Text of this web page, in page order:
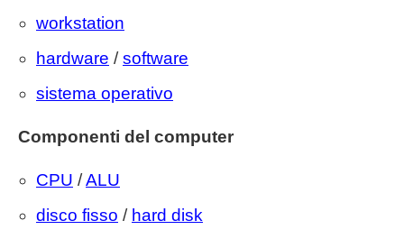
workstation
hardware /software
sistema operativo
Componenti del computer
CPU /ALU
disco fisso / hard disk